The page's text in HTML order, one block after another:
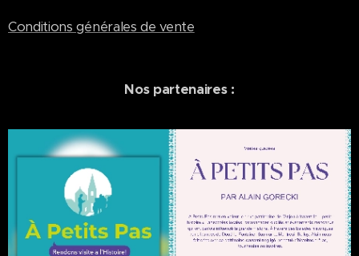
Conditions générales de vente
Nos partenaires :